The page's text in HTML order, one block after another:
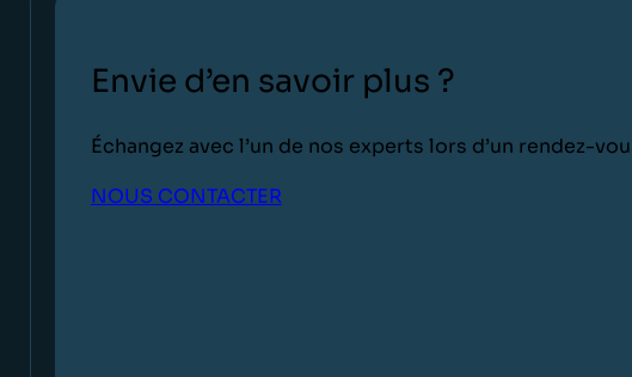
Envie d’en savoir plus ?
Échangez avec l’un de nos experts lors d’un rendez-
NOUS CONTACTER